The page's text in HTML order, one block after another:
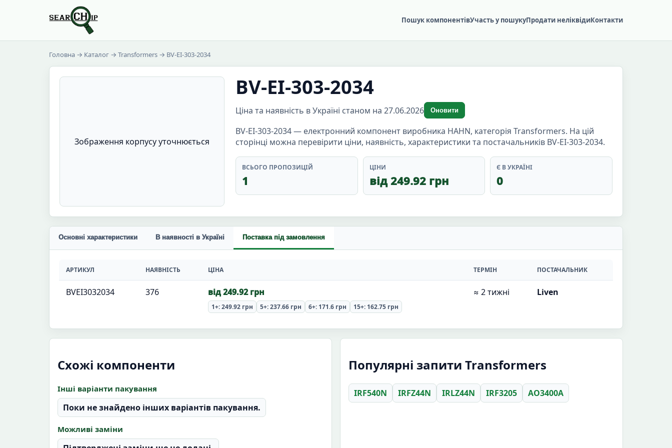
Пошук компонентівУчасть у пошукуПродати неліквідиКонтакти
Головна → Каталог → Transformers → BV-EI-303-2034
Зображення корпусу уточнюється
BV-EI-303-2034
Ціна та наявність в Україні станом на 27.06.2026 Оновити
BV-EI-303-2034 — електронний компонент виробника HAHN, категорія Transformers. На цій
сторінці можна перевірити ціни, наявність, характеристики та постачальників BV-EI-303-2034.
ВСЬОГО ПРОПОЗИЦІЙ
1
ЦІНИ
від 249.92 грн
Є В УКРАЇНІ
0
Основні характеристики В наявності в Україні Поставка під замовлення
АРТИКУЛ НАЯВНІСТЬ ЦІНА ТЕРМІН ПОСТАЧАЛЬНИК
BVEI3032034 376 від 249.92 грн
1+: 249.92 грн 5+: 237.66 грн 6+: 171.6 грн 15+: 162.75 грн
≈ 2 тижні Liven
Схожі компоненти
Інші варіанти пакування
Поки не знайдено інших варіантів пакування.
Можливі заміни
Популярні запити Transformers
IRF540N IRFZ44N IRLZ44N IRF3205 AO3400A